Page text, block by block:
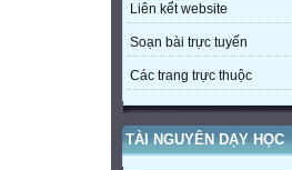
Liên kết website
Soạn bài trực tuyến
Các trang trực thuộc
TÀI NGUYÊN DẠY HỌC